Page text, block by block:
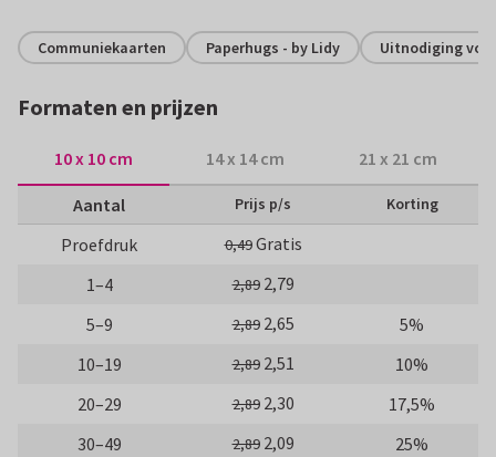
Communiekaarten Paperhugs - by Lidy Uitnodiging
Formaten en prijzen
10 x 10 cm 14 x 14 cm 21 x 21 cm
Aantal Prijs p/s Korting
Proefdruk 0,49Gratis
1–4
2,89 2,79
5–9
2,89 2,65
5%
10–19
2,89 2,51
10%
20–29
2,89 2,30
17,5%
30–49
2,89 2,09
25%